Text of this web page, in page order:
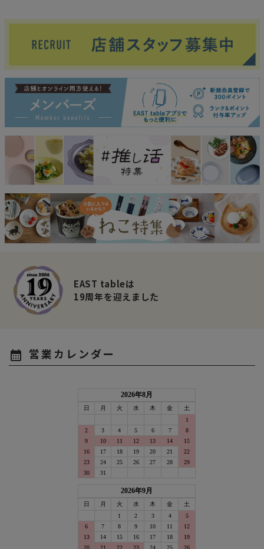
EAST tableは
19周年を迎えました
calendar_month 営業カレンダー